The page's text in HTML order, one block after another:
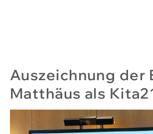
Auszeichnung der
Matthäus als